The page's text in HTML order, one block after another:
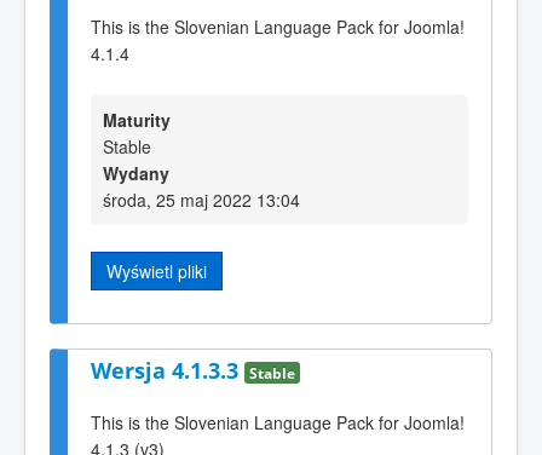
This is the Slovenian Language Pack for Joomla!
4.1.4
Maturity
Stable
Wydany
środa, 25 maj 2022 13:04
Wyświetl pliki
Wersja 4.1.3.3 Stable
This is the Slovenian Language Pack for Joomla!
4.1.3 (v3)